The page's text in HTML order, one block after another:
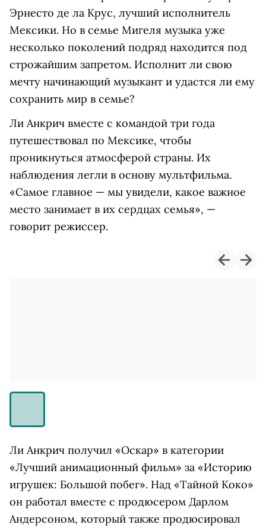
Эрнесто де ла Крус, лучший исполнитель
Мексики. Но в семье Мигеля музыка уже
несколько поколений подряд находится под
строжайшим запретом. Исполнит ли свою
мечту начинающий музыкант и удастся ли ему
сохранить мир в семье?
Ли Анкрич вместе с командой три года
путешествовал по Мексике, чтобы
проникнуться атмосферой страны. Их
наблюдения легли в основу мультфильма.
«Самое главное — мы увидели, какое важное
место занимает в их сердцах семья», —
говорит режиссер.
Ли Анкрич получил «Оскар» в категории
«Лучший анимационный фильм» за «Историю
игрушек: Большой побег». Над «Тайной Коко»
он работал вместе с продюсером Дарлом
Андерсоном, который также продюсировал